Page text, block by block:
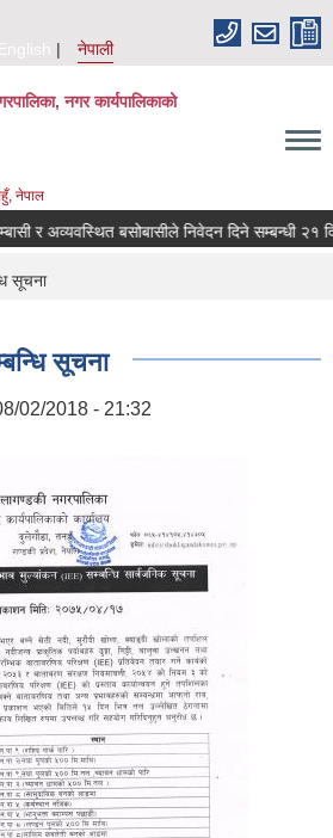
English
नेपाली
नगर कार्यपालिकाको
नेपाल
र अव्यवस्थित बसोबासीले निवेदन दिने सम्बन्धी २१ दिने
सूचना
सूचना
02/2018 - 21:32